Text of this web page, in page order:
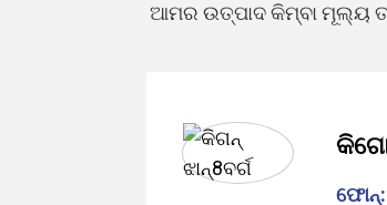
ଆମର ଉତ୍ପାଦ କିମ୍ବା ମୂଲ୍ୟ
ଫୋନ୍: